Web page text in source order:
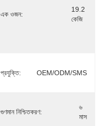
এক ওজন:
19.2
কেজি
প্রযুক্তি: OEM/ODM/SMS
গুণমান নিশ্চিতকরণ:
৬
মাস